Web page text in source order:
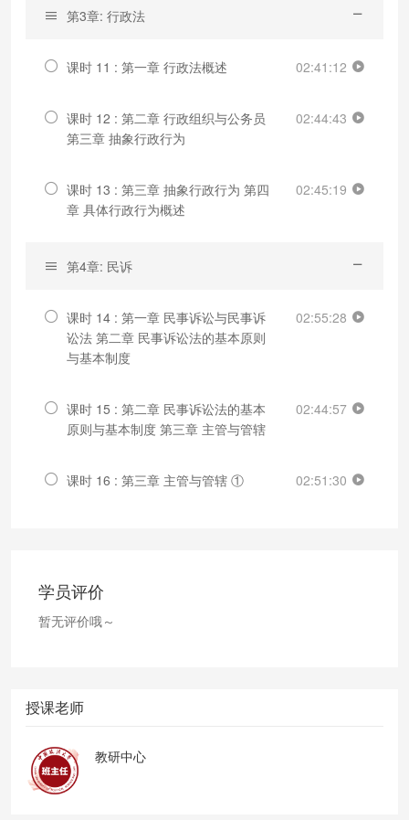
第3章: 行政法
课时 11 : 第一章 行政法概述 02:41:12
课时 12 : 第二章 行政组织与公务员
第三章 抽象行政行为
02:44:43
课时 13 : 第三章 抽象行政行为 第四
章 具体行政行为概述
02:45:19
第4章: 民诉
课时 14 : 第一章 民事诉讼与民事诉
讼法 第二章 民事诉讼法的基本原则
与基本制度
02:55:28
课时 15 : 第二章 民事诉讼法的基本
原则与基本制度 第三章 主管与管辖
02:44:57
课时 16 : 第三章 主管与管辖 ① 02:51:30
学员评价
暂无评价哦～
授课老师
教研中心